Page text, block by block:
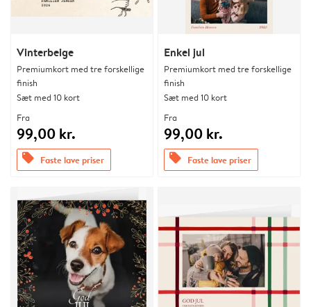
Vinterbeige
Premiumkort med tre forskellige
finish
Sæt med 10 kort
Fra
99,00 kr.
offers Faste lave priser
Enkel jul
Premiumkort med tre forskellige
finish
Sæt med 10 kort
Fra
99,00 kr.
offers Faste lave priser